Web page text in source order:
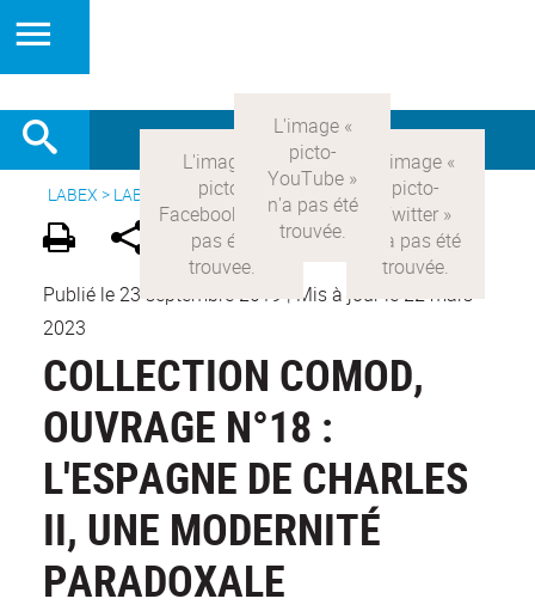
LABEX > LABEX COMOD> Version française Publications
Publié le 23 septembre 2019 | Mis à jour le 22 mars
2023
COLLECTION COMOD,
OUVRAGE N°18 :
L'ESPAGNE DE CHARLES
II, UNE MODERNITÉ
PARADOXALE